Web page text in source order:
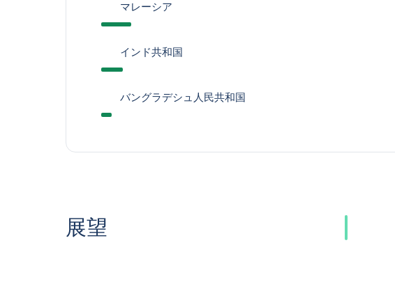
マレーシア
インド共和国
バングラデシュ人民共和国
展望